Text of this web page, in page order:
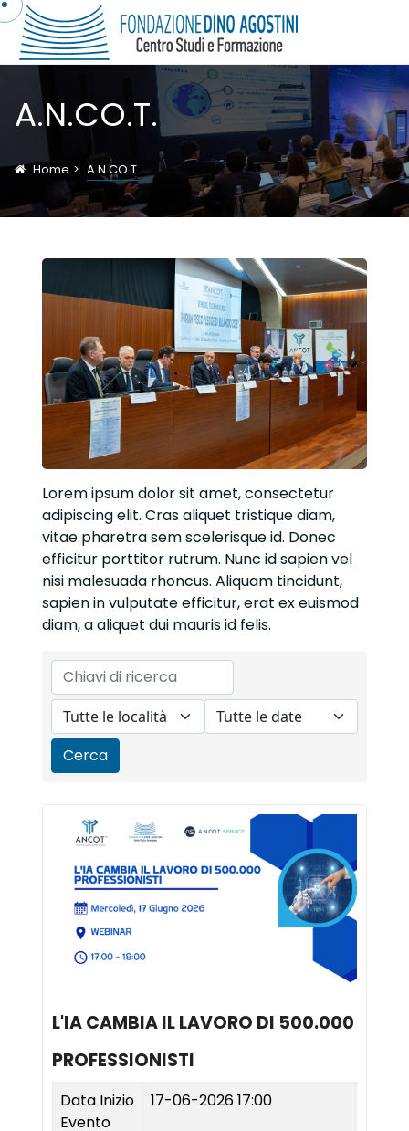
A.N.CO.T.
Home A.N.CO.T.
Lorem ipsum dolor sit amet, consectetur
adipiscing elit. Cras aliquet tristique diam,
vitae pharetra sem scelerisque id. Donec
efficitur porttitor rutrum. Nunc id sapien vel
nisi malesuada rhoncus. Aliquam tincidunt,
sapien in vulputate efficitur, erat ex euismod
diam, a aliquet dui mauris id felis.
L'IA CAMBIA IL LAVORO DI 500.000
PROFESSIONISTI
Data Inizio
Evento
17-06-2026 17:00